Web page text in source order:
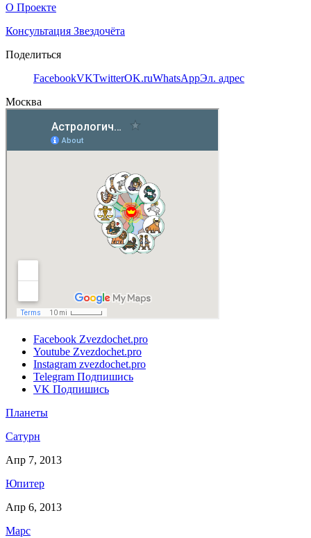
О Проекте
Консультация Звездочёта
Поделиться
FacebookVKTwitterOK.ruWhatsAppЭл. адрес
Москва
Facebook Zvezdochet.pro
Youtube Zvezdochet.pro
Instagram zvezdochet.pro
Telegram Подпишись
VK Подпишись
Планеты
Сатурн
Апр 7, 2013
Юпитер
Апр 6, 2013
Марс